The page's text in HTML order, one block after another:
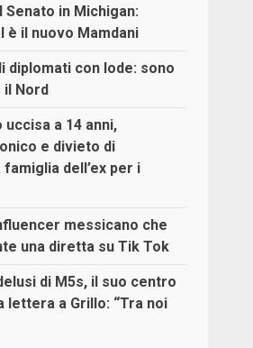
in Michigan:
è il nuovo Mamdani
diplomati con lode: sono
il Nord
a 14 anni,
e divieto di
dell’ex per i
messicano che
una diretta su Tik Tok
di M5s, il suo centro
lettera a Grillo: “Tra noi